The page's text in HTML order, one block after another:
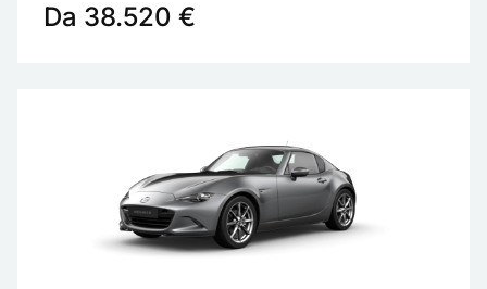
Da 38.520 €